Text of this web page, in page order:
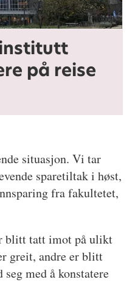
på reise
situasjon. Vi tar
sparetiltak i høst,
fra fakultetet,
blitt tatt imot på ulikt
greit, andre er blitt
med å konstatere